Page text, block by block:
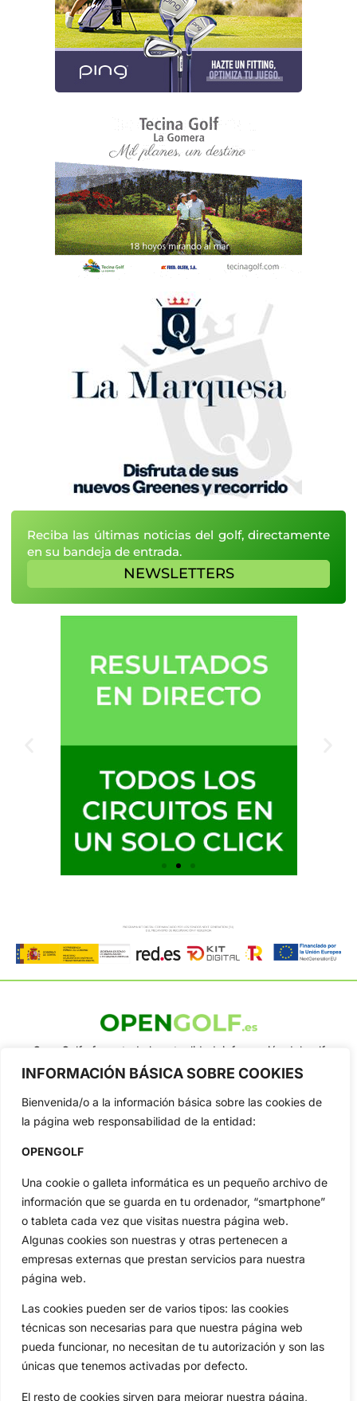
INFORMACIÓN BÁSICA SOBRE COOKIES
Bienvenida/o a la información básica sobre las cookies de
la página web responsabilidad de la entidad:
OPENGOLF
Una cookie o galleta informática es un pequeño archivo de
información que se guarda en tu ordenador, “smartphone”
o tableta cada vez que visitas nuestra página web.
Algunas cookies son nuestras y otras pertenecen a
empresas externas que prestan servicios para nuestra
página web.
Las cookies pueden ser de varios tipos: las cookies
técnicas son necesarias para que nuestra página web
pueda funcionar, no necesitan de tu autorización y son las
únicas que tenemos activadas por defecto.
El resto de cookies sirven para mejorar nuestra página,
Reciba las últimas noticias del golf, directamente
en su bandeja de entrada.
NEWSLETTERS
OpenGolf ofrece toda la actualidad, información del golf
profesional y amateur, resultados en directo, vídeos, noticias,
Jon Rahm, LIV Golf, PGA Tour, Ryder Cup, DP World Tour, LPGA
Tour...
Categorias
Amateurs
Circuitos
Especiales
Reglas
Vídeos
De Interés
Compañía
Aviso Legal
Política de Cookies
Publicidad
Newsletters